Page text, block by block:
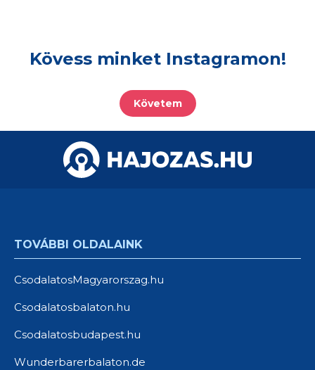
Kövess minket Instagramon!
Követem
TOVÁBBI OLDALAINK
CsodalatosMagyarorszag.hu
Csodalatosbalaton.hu
Csodalatosbudapest.hu
Wunderbarerbalaton.de